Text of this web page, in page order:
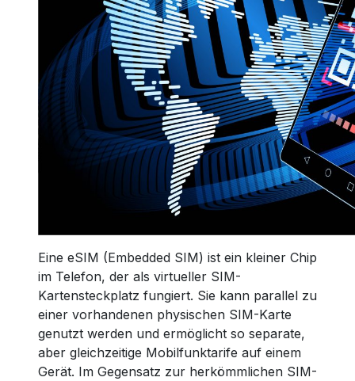
Eine eSIM (Embedded SIM) ist ein kleiner Chip
im Telefon, der als virtueller SIM-
Kartensteckplatz fungiert. Sie kann parallel zu
einer vorhandenen physischen SIM-Karte
genutzt werden und ermöglicht so separate,
aber gleichzeitige Mobilfunktarife auf einem
Gerät. Im Gegensatz zur herkömmlichen SIM-